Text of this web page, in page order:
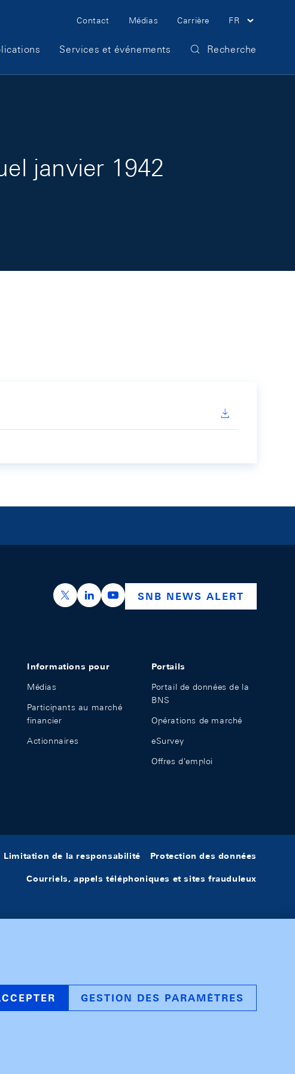
Meta Navigation
Contact Médias Carrière FR
Services et événements Recherche
janvier 1942
https://x.com/snb_bns
https://ch.linkedin.com/company/swiss-
https://www.youtube.com/
SNB NEWS ALERT
Informations pour
Médias
Participants au marché
financier
Actionnaires
Portails
Portail de données de la
BNS
Opérations de marché
eSurvey
Offres d'emploi
Limitation de la responsabilité Protection des données
Courriels, appels téléphoniques et sites frauduleux
GESTION DES PARAMÈTRES